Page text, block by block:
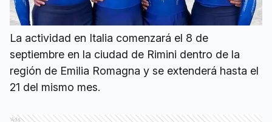
La actividad en Italia comenzará el 8 de
septiembre en la ciudad de Rimini dentro de la
región de Emilia Romagna y se extenderá hasta el
21 del mismo mes.
Ads